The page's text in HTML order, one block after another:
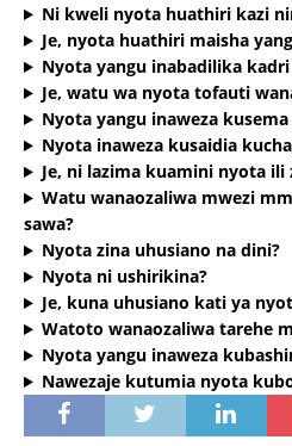
Ni kweli nyota huathiri kazi
Je, nyota huathiri maisha
Nyota yangu inabadilika
Je, watu wa nyota tofauti
Nyota yangu inaweza
Nyota inaweza kusaidia
Je, ni lazima kuamini nyota ili
Watu wanaozaliwa mwezi
sawa?
Nyota zina uhusiano na dini?
Nyota ni ushirikina?
Je, kuna uhusiano kati ya
Watoto wanaozaliwa tarehe
Nyota yangu inaweza
Nawezaje kutumia nyota